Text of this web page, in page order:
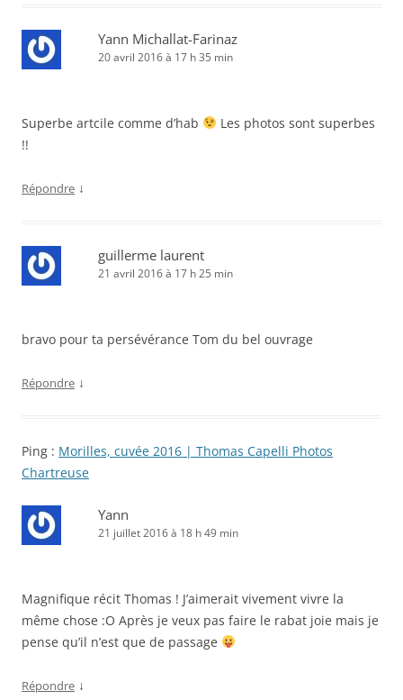
Yann Michallat-Farinaz
20 avril 2016 à 17 h 35 min
Superbe artcile comme d’hab
Les photos sont superbes
!!
Répondre ↓
guillerme laurent
21 avril 2016 à 17 h 25 min
bravo pour ta persévérance Tom du bel ouvrage
Répondre ↓
Ping : Morilles, cuvée 2016 | Thomas Capelli Photos
Chartreuse
Yann
21 juillet 2016 à 18 h 49 min
Magnifique récit Thomas ! J’aimerait vivement vivre la
même chose :O Après je veux pas faire le rabat joie mais je
pense qu’il n’est que de passage
Répondre ↓